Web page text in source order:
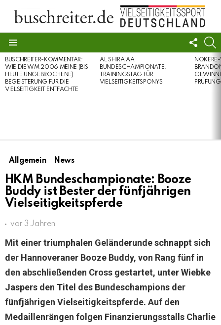
US
LATEST
STORIES
BUSCHREITER-KOMMENTAR:
WIE DIE WM 2006 MEINE (BIS
HEUTE UNGEBROCHENE)
BEGEISTERUNG FÜR DIE
VIELSEITIGKEIT ENTFACHTE
AL SHIRA’AA
BUNDESCHAMPIONATE:
TRAININGSTAG FÜR
VIELSEITIGKEITSPONYS
PRÜFUNG
Allgemein News
HKM Bundeschampionate: Booze
Buddy ist Bester der fünfjährigen
Vielseitigkeitspferde
vor 3 Jahren
Mit einer triumphalen Geländerunde schnappt sich
der Hannoveraner Booze Buddy, von Rang fünf in
den abschließenden Cross gestartet, unter Wiebke
Jaspers den Titel des Bundeschampions der
fünfjährigen Vielseitigkeitspferde. Auf den
Medaillenrängen folgen Finanzierungsstalls Charlie